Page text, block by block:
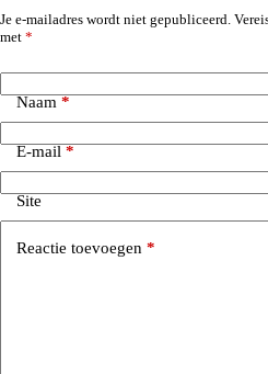
Je e-mailadres wordt niet gepubliceerd.
met *
Naam *
E-mail *
Site
Reactie toevoegen *